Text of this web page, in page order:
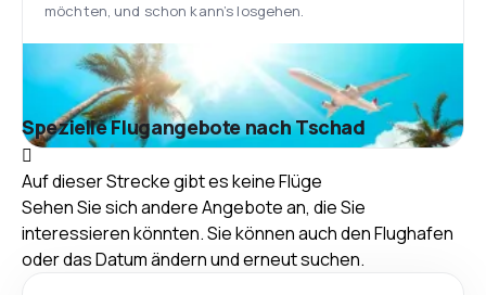
möchten, und schon kann’s losgehen.
Spezielle Flugangebote nach Tschad
Auf dieser Strecke gibt es keine Flüge
Sehen Sie sich andere Angebote an, die Sie
interessieren könnten. Sie können auch den Flughafen
oder das Datum ändern und erneut suchen.